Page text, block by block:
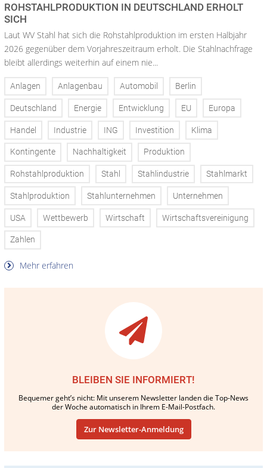
ROHSTAHLPRODUKTION IN DEUTSCHLAND ERHOLT
SICH
Laut WV Stahl hat sich die Rohstahlproduktion im ersten Halbjahr
2026 gegenüber dem Vorjahreszeitraum erholt. Die Stahlnachfrage
bleibt allerdings weiterhin auf einem nie...
Anlagen Anlagenbau Automobil Berlin
Deutschland Energie Entwicklung EU Europa
Handel Industrie ING Investition Klima
Kontingente Nachhaltigkeit Produktion
Rohstahlproduktion Stahl Stahlindustrie Stahlmarkt
Stahlproduktion Stahlunternehmen Unternehmen
USA Wettbewerb Wirtschaft Wirtschaftsvereinigung
Zahlen
Mehr erfahren
BLEIBEN SIE INFORMIERT!
Bequemer geht’s nicht: Mit unserem Newsletter landen die Top-News
der Woche automatisch in Ihrem E-Mail-Postfach.
Zur Newsletter-Anmeldung